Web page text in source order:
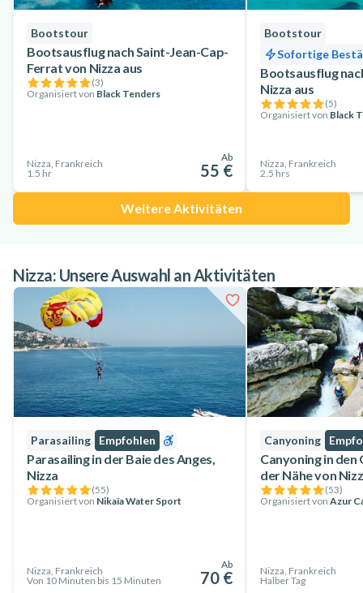
Bootstour
Bootsausflug nach Saint-Jean-Cap-
Ferrat von Nizza aus
(3)
Organisiert von Black Tenders
Nizza, Frankreich
1.5 hr
Ab
55 €
Bootstour
Sofortige
Bootsausflug
Nizza aus
(5)
Organisiert von Black
Nizza, Frankreich
2.5 hrs
Weitere Aktivitäten
Nizza: Unsere Auswahl an Aktivitäten
Parasailing Empfohlen
Parasailing in der Baie des Anges,
Nizza
(55)
Organisiert von Nikaïa Water Sport
Nizza, Frankreich
Von 10 Minuten bis 15 Minuten
Ab
70 €
Canyoning
Canyoning in den
der Nähe von
(53)
Organisiert von Azur
Nizza, Frankreich
Halber Tag